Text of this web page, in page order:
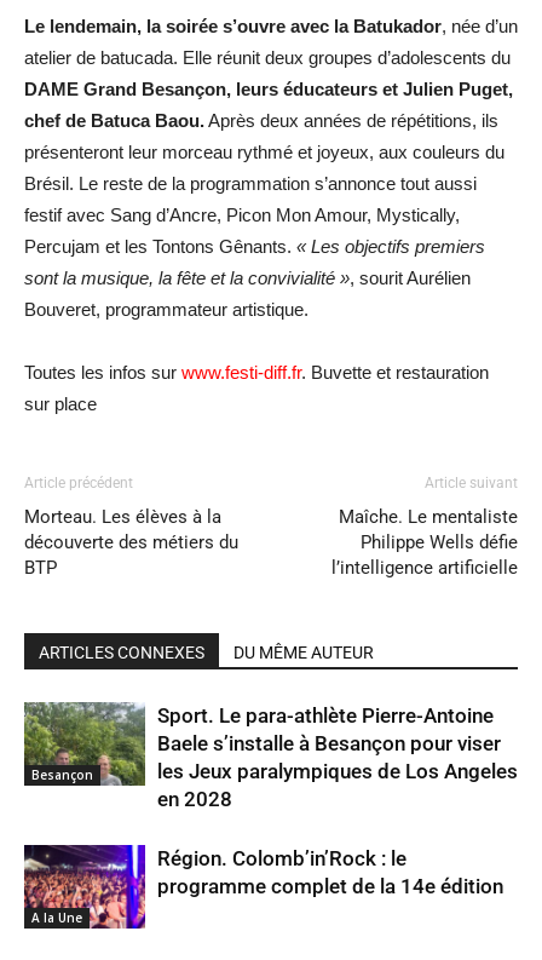
Le lendemain, la soirée s’ouvre avec la Batukador, née d’un
atelier de batucada. Elle réunit deux groupes d’adolescents du
DAME Grand Besançon, leurs éducateurs et Julien Puget,
chef de Batuca Baou.Après deux années de répétitions, ils
présenteront leur morceau rythmé et joyeux, aux couleurs du
Brésil. Le reste de la programmation s’annonce tout aussi
festif avec Sang d’Ancre, Picon Mon Amour, Mystically,
Percujam et les Tontons Gênants. « Les objectifs premiers
sont la musique, la fête et la convivialité », sourit Aurélien
Bouveret, programmateur artistique.
Toutes les infos sur www.festi-diff.fr. Buvette et restauration
sur place
Article précédent
Morteau. Les élèves à la
découverte des métiers du
BTP
Article suivant
Maîche. Le mentaliste
Philippe Wells défie
l’intelligence artificielle
ARTICLES CONNEXES DU MÊME AUTEUR
Besançon
Sport. Le para-athlète Pierre-Antoine
Baele s’installe à Besançon pour viser
les Jeux paralympiques de Los Angeles
en 2028
A la Une
Région. Colomb’in’Rock : le
programme complet de la 14e édition